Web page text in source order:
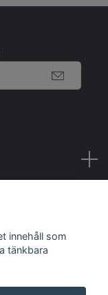
innehåll som
tänkbara